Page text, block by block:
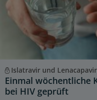
Islatravir und
Einmal wöchentliche
bei HIV geprüft